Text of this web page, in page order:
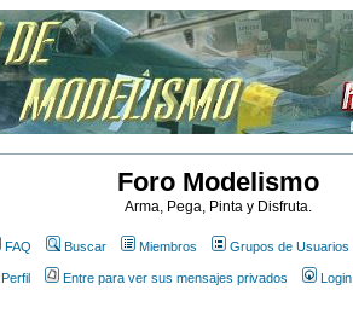
Foro Modelismo
Arma, Pega, Pinta y Disfruta.
FAQ Buscar Miembros Grupos de Usuarios
Perfil Entre para ver sus mensajes privados Login